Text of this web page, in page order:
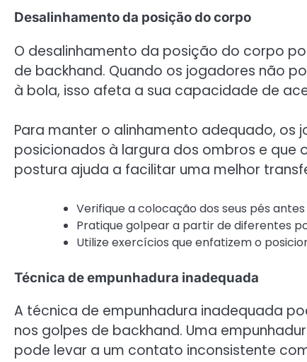
Desalinhamento da posição do corpo
O desalinhamento da posição do corpo
de backhand. Quando os jogadores não
à bola, isso afeta a sua capacidade de
Para manter o alinhamento adequado, os
posicionados à largura dos ombros e que
postura ajuda a facilitar uma melhor
Verifique a colocação dos seus pés
Pratique golpear a partir de diferentes
Utilize exercícios que enfatizem o
Técnica de empunhadura inadequada
A técnica de empunhadura inadequada
nos golpes de backhand. Uma
pode levar a um contato inconsistente